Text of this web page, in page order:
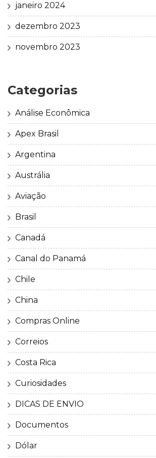
janeiro 2024
dezembro 2023
novembro 2023
Categorias
Análise Econômica
Apex Brasil
Argentina
Austrália
Aviação
Brasil
Canadá
Canal do Panamá
Chile
China
Compras Online
Correios
Costa Rica
Curiosidades
DICAS DE ENVIO
Documentos
Dólar